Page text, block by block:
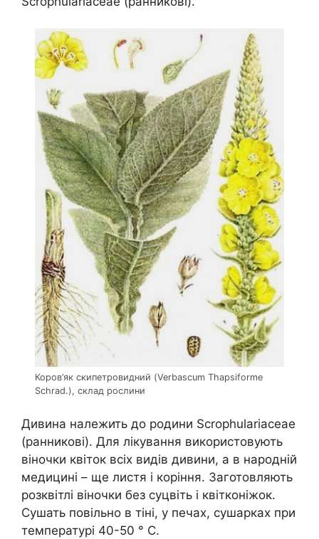
Коров’як скипетровидний (Verbascum Thapsiforme
Schrad.), склад рослини
Дивина належить до родини Scrophulariaceae
(ранникові). Для лікування використовують
віночки квіток всіх видів дивини, а в народній
медицині – ще листя і коріння. Заготовляють
розквітлі віночки без суцвіть і квітконіжок.
Сушать повільно в тіні, у печах, сушарках при
температурі 40-50 ° С.